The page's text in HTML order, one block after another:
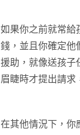
如果你之前就常給
錢，並且你確定他
援助，就像送孩子
眉睫時才提出請求
在其他情況下，你